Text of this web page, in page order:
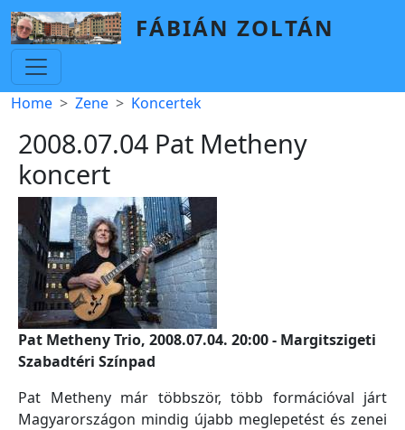
Skip to main content
FÁBIÁN ZOLTÁN
Breadcrumb
Home Zene Koncertek
2008.07.04 Pat Metheny
koncert
Pat Metheny Trio, 2008.07.04. 20:00 - Margitszigeti
Szabadtéri Színpad
Pat Metheny már többször, több formációval járt
Magyarországon mindig újabb meglepetést és zenei